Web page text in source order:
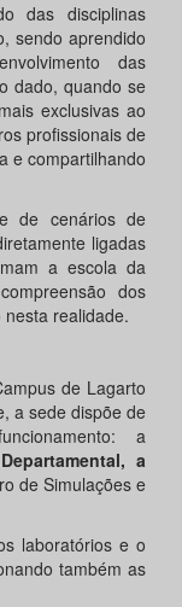
das disciplinas
sendo aprendido
das
dado, quando se
exclusivas ao
profissionais de
e compartilhando
de cenários de
ligadas
a escola da
dos
realidade.
de Lagarto
a sede dispõe de
a
Departamental, a
de Simulações e
laboratórios e o
também as